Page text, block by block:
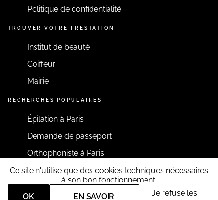
Politique de confidentialité
TROUVER VOTRE PRESTATION
Institut de beauté
Coiffeur
Mairie
RECHERCHES POPULAIRES
Épilation à Paris
Demande de passeport
Orthophoniste à Paris
RESTONS CONNECTÉS
Ce site n'utilise que des cookies techniques nécessaires
à son bon fonctionnement.
OK
EN SAVOIR Je refuse les